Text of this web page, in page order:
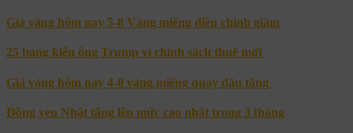
Giá vàng hôm nay 5-8 Vàng miếng điều chỉnh giảm
25 bang kiện ông Trump vì chính sách thuế mới
Giá vàng hôm nay 4-8 vàng miếng quay đầu tăng
Đồng yen Nhật tăng lên mức cao nhất trong 3 tháng